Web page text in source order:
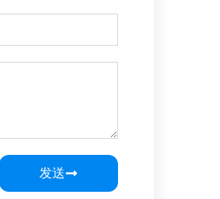
发送